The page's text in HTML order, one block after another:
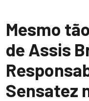
Mesmo
de Assis
Sensatez